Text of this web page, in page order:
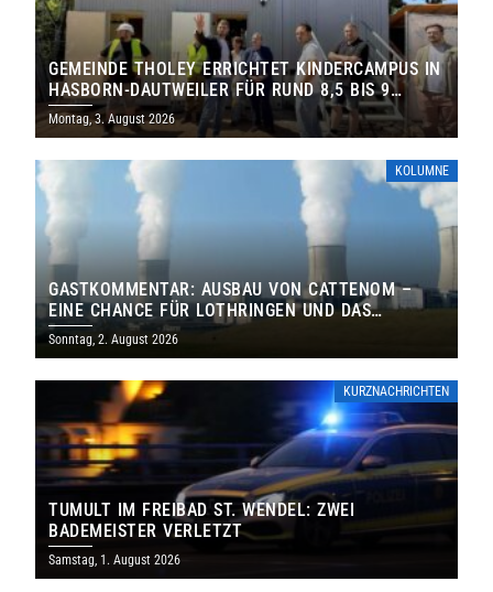
GEMEINDE THOLEY ERRICHTET KINDERCAMPUS IN
HASBORN-DAUTWEILER FÜR RUND 8,5 BIS 9
MILLIONEN EURO
Montag, 3. August 2026
KOLUMNE
GASTKOMMENTAR: AUSBAU VON CATTENOM –
EINE CHANCE FÜR LOTHRINGEN UND DAS
SAARLAND
Sonntag, 2. August 2026
KURZNACHRICHTEN
TUMULT IM FREIBAD ST. WENDEL: ZWEI
BADEMEISTER VERLETZT
Samstag, 1. August 2026